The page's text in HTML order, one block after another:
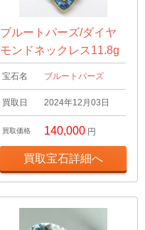
ブルートパーズ/ダイヤ
モンドネックレス11.8g
宝石名 ブルートパーズ
買取日 2024年12月03日
買取価格 140,000 円
買取宝石詳細へ